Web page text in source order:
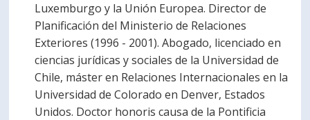
Luxemburgo y la Unión Europea. Director de
Planificación del Ministerio de Relaciones
Exteriores (1996 - 2001). Abogado, licenciado en
ciencias jurídicas y sociales de la Universidad de
Chile, máster en Relaciones Internacionales en la
Universidad de Colorado en Denver, Estados
Unidos. Doctor honoris causa de la Pontificia